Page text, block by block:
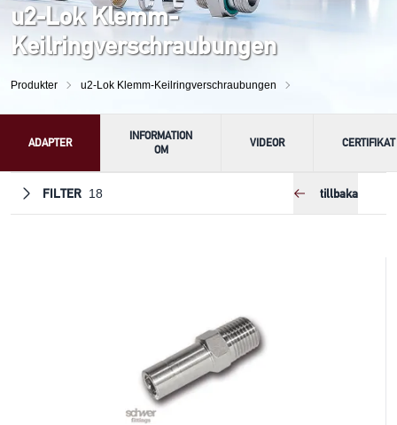
u2-Lok Klemm-
Keilringverschraubungen
Produkter u2-Lok Klemm-Keilringverschraubungen
ADAPTER
INFORMATION
OM
VIDEOR CERTIFIKAT
FILTER 18 tillbaka